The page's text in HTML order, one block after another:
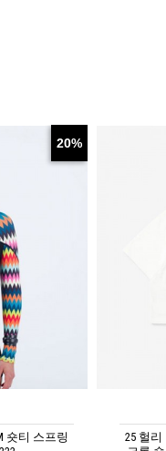
20%
숏티 스프링
25 헐